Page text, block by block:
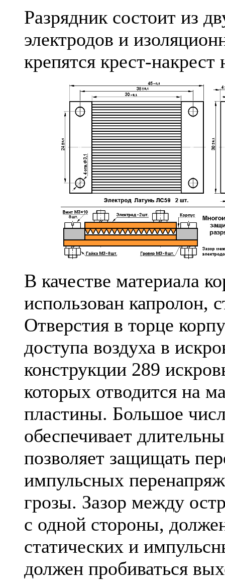
Разрядник состоит из
электродов и
крепятся крест-
В качестве материала
использован капролон,
Отверстия в торце
доступа воздуха в
конструкции 289
которых отводится на
пластины. Большое
обеспечивает
позволяет защищать
импульсных
грозы. Зазор между
с одной стороны,
статических и
должен пробиваться